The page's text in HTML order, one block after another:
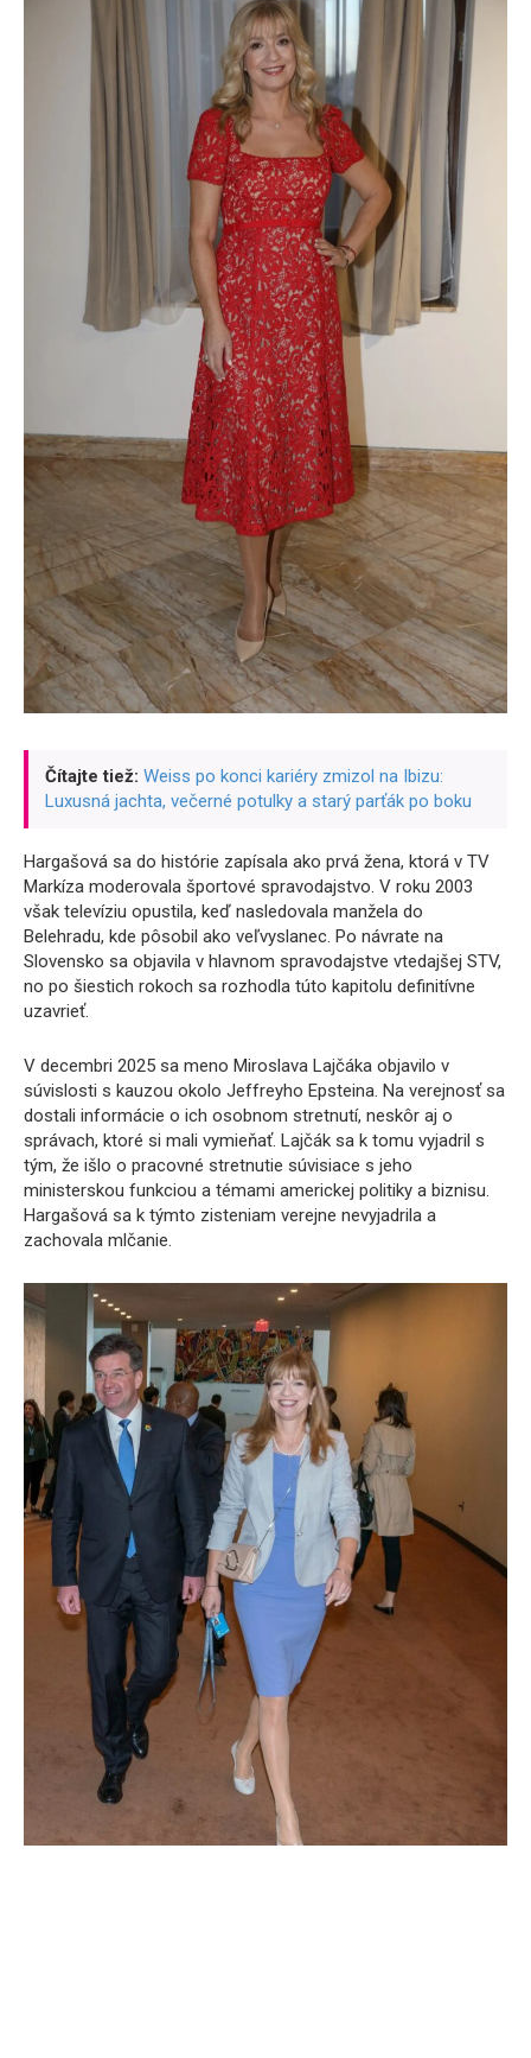
Čítajte tiež: Weiss po konci kariéry zmizol na Ibizu:
Luxusná jachta, večerné potulky a starý parťák po boku
Hargašová sa do histórie zapísala ako prvá žena, ktorá v TV
Markíza moderovala športové spravodajstvo. V roku 2003
však televíziu opustila, keď nasledovala manžela do
Belehradu, kde pôsobil ako veľvyslanec. Po návrate na
Slovensko sa objavila v hlavnom spravodajstve vtedajšej STV,
no po šiestich rokoch sa rozhodla túto kapitolu definitívne
uzavrieť.
V decembri 2025 sa meno Miroslava Lajčáka objavilo v
súvislosti s kauzou okolo Jeffreyho Epsteina. Na verejnosť sa
dostali informácie o ich osobnom stretnutí, neskôr aj o
správach, ktoré si mali vymieňať. Lajčák sa k tomu vyjadril s
tým, že išlo o pracovné stretnutie súvisiace s jeho
ministerskou funkciou a témami americkej politiky a biznisu.
Hargašová sa k týmto zisteniam verejne nevyjadrila a
zachovala mlčanie.